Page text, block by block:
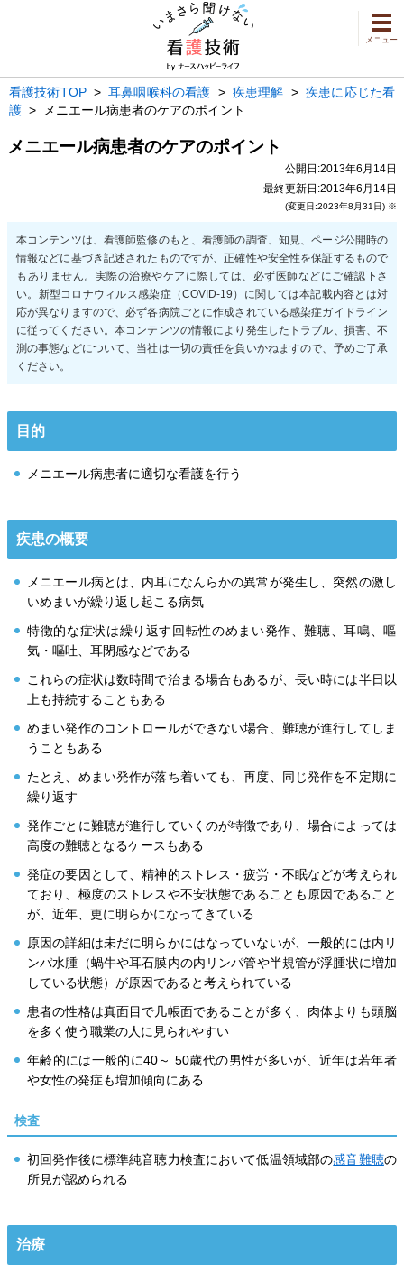
メニュー
看護技術TOP>耳鼻咽喉科の看護 > 疾患理解 >疾患に応じた看
護 > メニエール病患者のケアのポイント
メニエール病患者のケアのポイント
公開日:2013年6月14日
最終更新日:2013年6月14日
(変更日:2023年8月31日) ※
目的
メニエール病患者に適切な看護を行う
疾患の概要
メニエール病とは、内耳になんらかの異常が発生し、突然の激し
いめまいが繰り返し起こる病気
特徴的な症状は繰り返す回転性のめまい発作、難聴、耳鳴、嘔
気・嘔吐、耳閉感などである
これらの症状は数時間で治まる場合もあるが、長い時には半日以
上も持続することもある
めまい発作のコントロールができない場合、難聴が進行してしま
うこともある
たとえ、めまい発作が落ち着いても、再度、同じ発作を不定期に
繰り返す
発作ごとに難聴が進行していくのが特徴であり、場合によっては
高度の難聴となるケースもある
発症の要因として、精神的ストレス・疲労・不眠などが考えられ
ており、極度のストレスや不安状態であることも原因であること
が、近年、更に明らかになってきている
原因の詳細は未だに明らかにはなっていないが、一般的には内リ
ンパ水腫（蝸牛や耳石膜内の内リンパ管や半規管が浮腫状に増加
している状態）が原因であると考えられている
患者の性格は真面目で几帳面であることが多く、肉体よりも頭脳
を多く使う職業の人に見られやすい
年齢的には一般的に40～ 50歳代の男性が多いが、近年は若年者
や女性の発症も増加傾向にある
検査
初回発作後に標準純音聴力検査において低温領域部の感音難聴の
所見が認められる
治療